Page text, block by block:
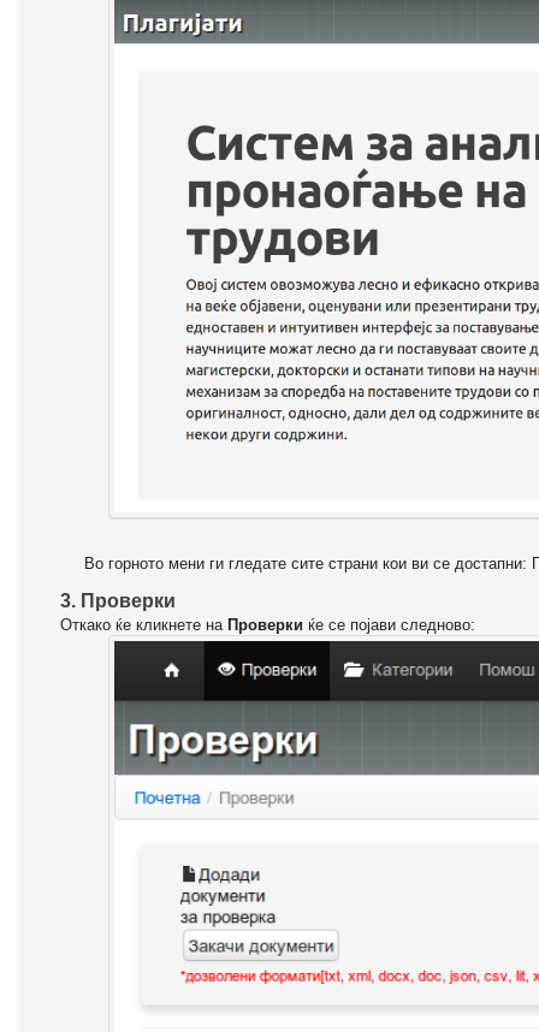
Во горното мени ги гледате сите страни кои ви се
3. Проверки
Откако ќе кликнете на Проверки ќе се појави следново: